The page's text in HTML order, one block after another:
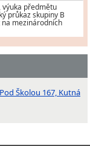
výuka předmětu
průkaz skupiny B
na mezinárodních
Školou 167, Kutná